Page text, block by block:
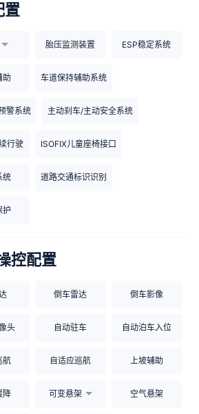
置
胎压监测装置 ESP稳定系统
助 车道保持辅助系统
警系统 主动刹车/主动安全系统
行驶 ISOFIX儿童座椅接口
统 道路交通标识识别
护
控配置
倒车雷达 倒车影像
头 自动驻车 自动泊车入位
航 自适应巡航 上坡辅助
降 可变悬架 空气悬架